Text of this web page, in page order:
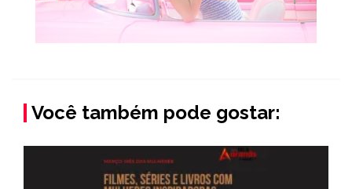
Você também pode gostar: